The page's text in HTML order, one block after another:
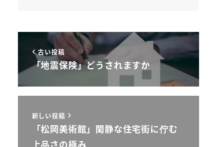
古い投稿
「地震保険」どうされますか
新しい投稿
「松岡美術館」閑静な住宅街に佇む
上品さの極み